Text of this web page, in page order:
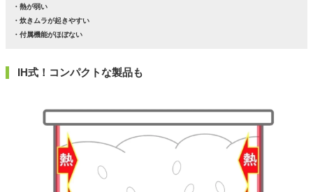
・熱が弱い
・炊きムラが起きやすい
・付属機能がほぼない
IH式！コンパクトな製品も